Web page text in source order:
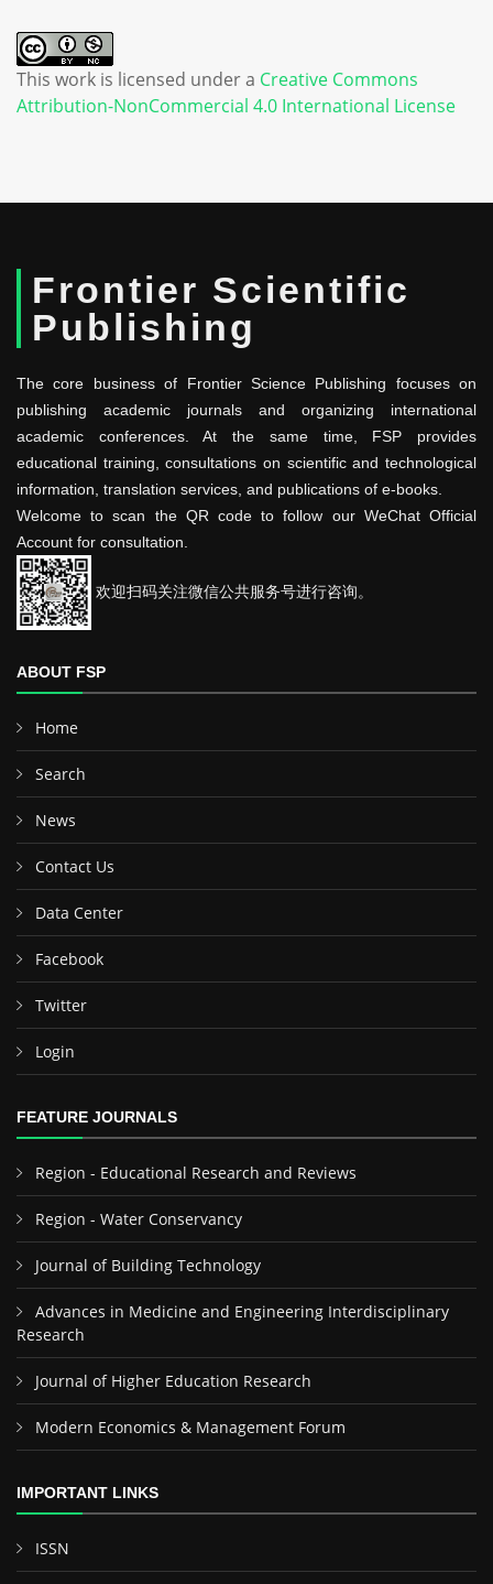
This work is licensed under a Creative Commons
Attribution-NonCommercial 4.0 International License
Frontier Scientific
Publishing
The core business of Frontier Science Publishing focuses on
publishing academic journals and organizing international
academic conferences. At the same time, FSP provides
educational training, consultations on scientific and technological
information, translation services, and publications of e-books.
Welcome to scan the QR code to follow our WeChat Official
Account for consultation.
欢迎扫码关注微信公共服务号进行咨询。
ABOUT FSP
Home
Search
News
Contact Us
Data Center
Facebook
Twitter
Login
FEATURE JOURNALS
Region - Educational Research and Reviews
Region - Water Conservancy
Journal of Building Technology
Advances in Medicine and Engineering Interdisciplinary
Research
Journal of Higher Education Research
Modern Economics & Management Forum
IMPORTANT LINKS
ISSN